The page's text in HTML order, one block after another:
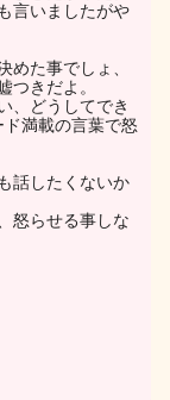
言いましたがや
めた事でしょ、
つきだよ。
、どうしてでき
満載の言葉で怒
話したくないか
怒らせる事しな